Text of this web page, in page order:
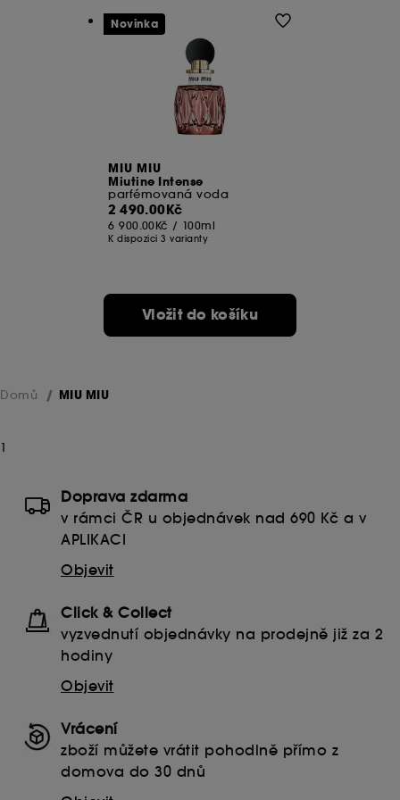
MIU MIU
Miutine Intense
parfémovaná voda
2 490.00Kč
6 900.00Kč / 100ml
K dispozici 3 varianty
Vložit do košíku
Novinka
Domů MIU MIU
1
Doprava zdarma
v rámci ČR u objednávek nad 690 Kč a v
APLIKACI
Objevit
Click & Collect
vyzvednutí objednávky na prodejně již za 2
hodiny
Objevit
Vrácení
zboží můžete vrátit pohodlně přímo z
domova do 30 dnů